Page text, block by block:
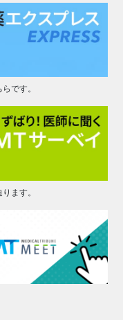
です。
ます。